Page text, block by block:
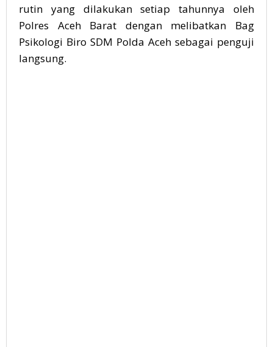
rutin yang dilakukan setiap tahunnya oleh
Polres Aceh Barat dengan melibatkan Bag
Psikologi Biro SDM Polda Aceh sebagai penguji
langsung.